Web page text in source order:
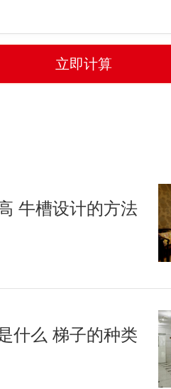
牛槽设计的方法
什么 梯子的种类